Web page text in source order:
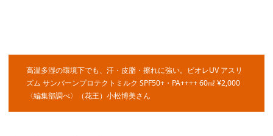
高温多湿の環境下でも、汗・皮脂・擦れに強い。ビオレUV アスリ
ズム サンバーンプロテクトミルク SPF50+・PA++++ 60㎖ ¥2,000
〈編集部調べ〉（花王）小松博美さん